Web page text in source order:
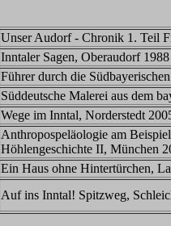
Unser Audorf - Chronik 1. Teil
Inntaler Sagen, Oberaudorf 1988
Führer durch die
Süddeutsche Malerei aus dem
Wege im Inntal, Norderstedt
Anthropospeläologie am
Höhlengeschichte II, München
Ein Haus ohne Hintertürchen,
Auf ins Inntal! Spitzweg,